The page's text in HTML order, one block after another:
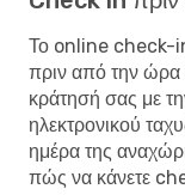
Το online check-
πριν από την
κράτησή σας με
ηλεκτρονικού
ημέρα της
πώς να κάνετε